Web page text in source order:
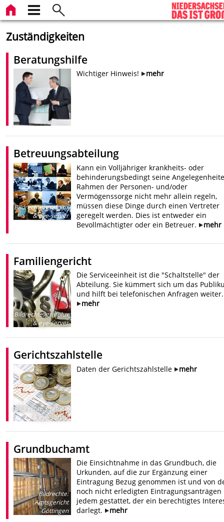
Zuständigkeiten
Beratungshilfe
Wichtiger Hinweis! mehr
Betreuungsabteilung
Bildrechte:grafolux
& eye-server
Kann ein Volljähriger krankheits- oder
behinderungsbedingt seine
Rahmen der Personen- und/oder
Vermögenssorge nicht mehr allein regeln,
müssen diese Dinge durch einen Vertreter
geregelt werden. Dies ist entweder ein
Bevollmächtigter oder ein Betreuer.
mehr
Familiengericht
Bildrechte:grafolux
& eye-server
Die Serviceeinheit ist die "Schaltstelle" der
Abteilung. Sie kümmert sich um das
und hilft bei telefonischen Anfragen weiter.
mehr
Gerichtszahlstelle
Bildrechte:grafolux
& eye-server
Daten der Gerichtszahlstelle mehr
Grundbuchamt
Bildrechte:
Amtsgericht
Göttingen
Die Einsichtnahme in das Grundbuch, die
Urkunden, auf die zur Ergänzung einer
Eintragung Bezug genommen ist und von
noch nicht erledigten Eintragungsanträgen
jedem gestattet, der ein berechtigtes
darlegt.
mehr